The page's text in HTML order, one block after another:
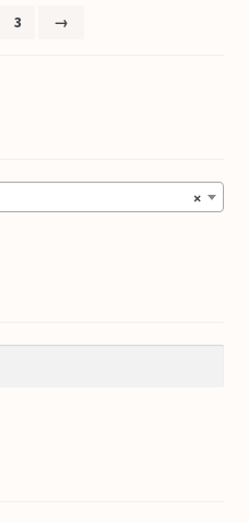
3 →
×